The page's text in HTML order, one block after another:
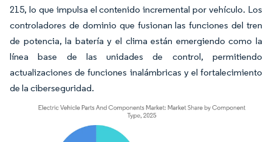
215, lo que impulsa el contenido incremental por vehículo. Los
controladores de dominio que fusionan las funciones del tren
de potencia, la batería y el clima están emergiendo como la
línea base de las unidades de control, permitiendo
actualizaciones de funciones inalámbricas y el fortalecimiento
de la ciberseguridad.